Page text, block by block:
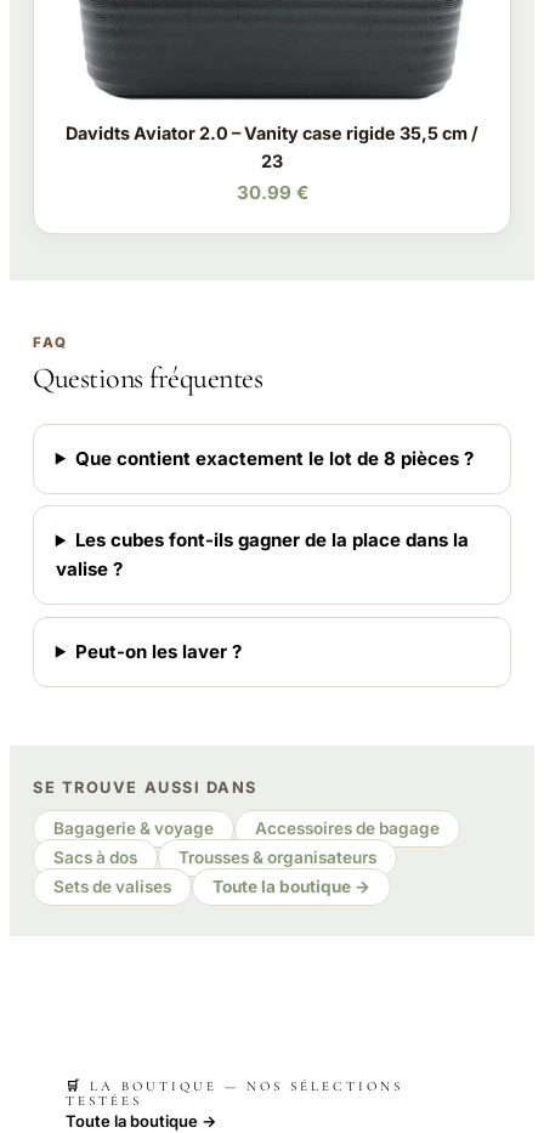
Davidts Aviator 2.0 – Vanity case rigide 35,5 cm /
23
30.99 €
FAQ
Questions fréquentes
Que contient exactement le lot de 8 pièces ?
Les cubes font-ils gagner de la place dans la
valise ?
Peut-on les laver ?
SE TROUVE AUSSI DANS
Bagagerie & voyage
Accessoires de bagage
Sacs à dos
Trousses & organisateurs
Sets de valises
Toute la boutique →
🛒 LA BOUTIQUE — NOS SÉLECTIONS
TESTÉES
Toute la boutique →